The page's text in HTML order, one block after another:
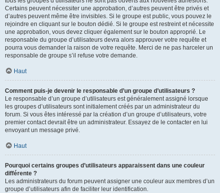
Certains peuvent nécessiter une approbation, d’autres peuvent être privés et
d’autres peuvent même être invisibles. Si le groupe est public, vous pouvez le
rejoindre en cliquant sur le bouton dédié. Si le groupe est restreint et nécessite
une approbation, vous devez cliquer également sur le bouton approprié. Le
responsable du groupe d’utilisateurs devra alors approuver votre requête et
pourra vous demander la raison de votre requête. Merci de ne pas harceler un
responsable de groupe s’il refuse votre demande.
Haut
Comment puis-je devenir le responsable d’un groupe d’utilisateurs ?
Le responsable d’un groupe d’utilisateurs est généralement assigné lorsque
les groupes d’utilisateurs sont initialement créés par un administrateur du
forum. Si vous êtes intéressé par la création d’un groupe d’utilisateurs, votre
premier contact devrait être un administrateur. Essayez de le contacter en lui
envoyant un message privé.
Haut
Pourquoi certains groupes d’utilisateurs apparaissent dans une couleur
différente ?
Les administrateurs du forum peuvent assigner une couleur aux membres d’un
groupe d’utilisateurs afin de faciliter leur identification.